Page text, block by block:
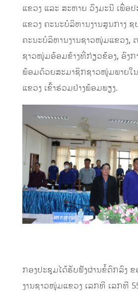
ແຂວງ ແລະ ສະຫາຍ ວົງມະນີ ເພື່ອ
ແຂວງ ຄະນະບໍລິຫານງານສູນກາງ ຊ
ຄະນະບໍລິຫານງານຊາວໜຸ່ມແຂວງ,
ຊາວໜຸ່ມອ້ອມຂ້າງທີ່ກ່ຽວຂ້ອງ, ອົງ
ພ້ອມດ້ວຍສະມາຊິກຊາວໜຸ່ມພາຍໃ
ແຂວງ ເຂົ້າຮ່ວມຢ່າງພ້ອມພຽງ.
ກອງປະຊຸມໄດ້ຮັບຟັງຜ່ານຂໍ້ຕົກລົງ
ງານຊາວໜຸ່ມແຂວງ ເລກທີ ເລກທີ